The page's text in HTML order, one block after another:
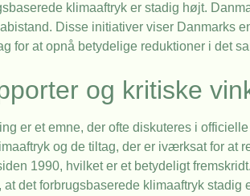
klimaaftryk er stadig højt.
Disse initiativer viser Danmarks
for at opnå betydelige reduktioner i det
og kritiske
er et emne, der ofte diskuteres i
og de tiltag, der er iværksat for at
1990, hvilket er et betydeligt
at det forbrugsbaserede klimaaftryk